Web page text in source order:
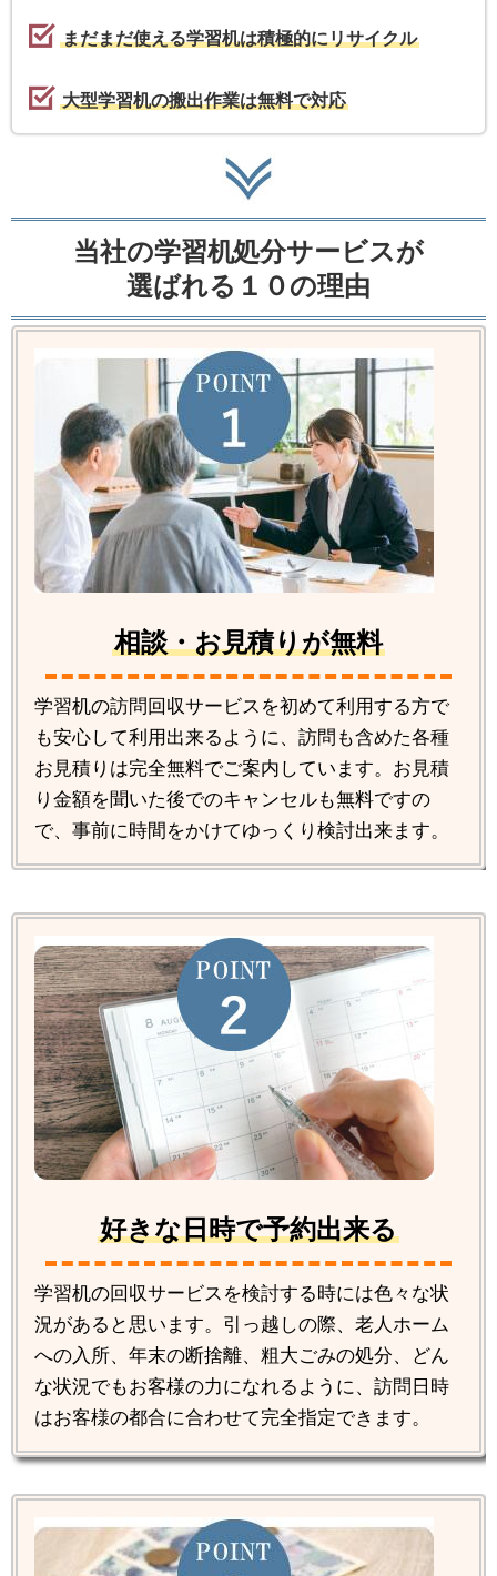
まだまだ使える学習机は積極的にリサイクル
大型学習机の搬出作業は無料で対応
当社の学習机処分サービスが
選ばれる１０の理由
相談・お見積りが無料
学習机の訪問回収サービスを初めて利用する方で
も安心して利用出来るように、訪問も含めた各種
お見積りは完全無料でご案内しています。お見積
り金額を聞いた後でのキャンセルも無料ですの
で、事前に時間をかけてゆっくり検討出来ます。
好きな日時で予約出来る
学習机の回収サービスを検討する時には色々な状
況があると思います。引っ越しの際、老人ホーム
への入所、年末の断捨離、粗大ごみの処分、どん
な状況でもお客様の力になれるように、訪問日時
はお客様の都合に合わせて完全指定できます。